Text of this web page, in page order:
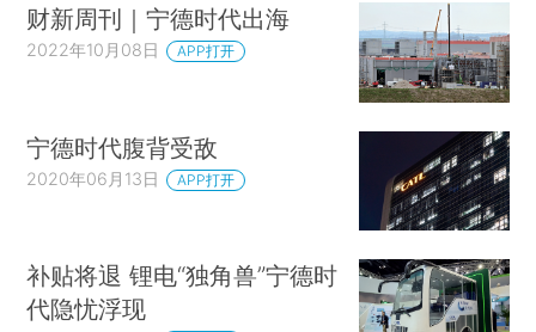
财新周刊｜宁德时代出海
2022年10月08日 APP打开
宁德时代腹背受敌
2020年06月13日 APP打开
补贴将退 锂电“独角兽”宁德时
代隐忧浮现